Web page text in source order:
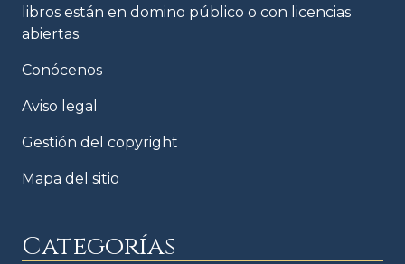
libros están en domino público o con licencias
abiertas.
Conócenos
Aviso legal
Gestión del copyright
Mapa del sitio
Categorías